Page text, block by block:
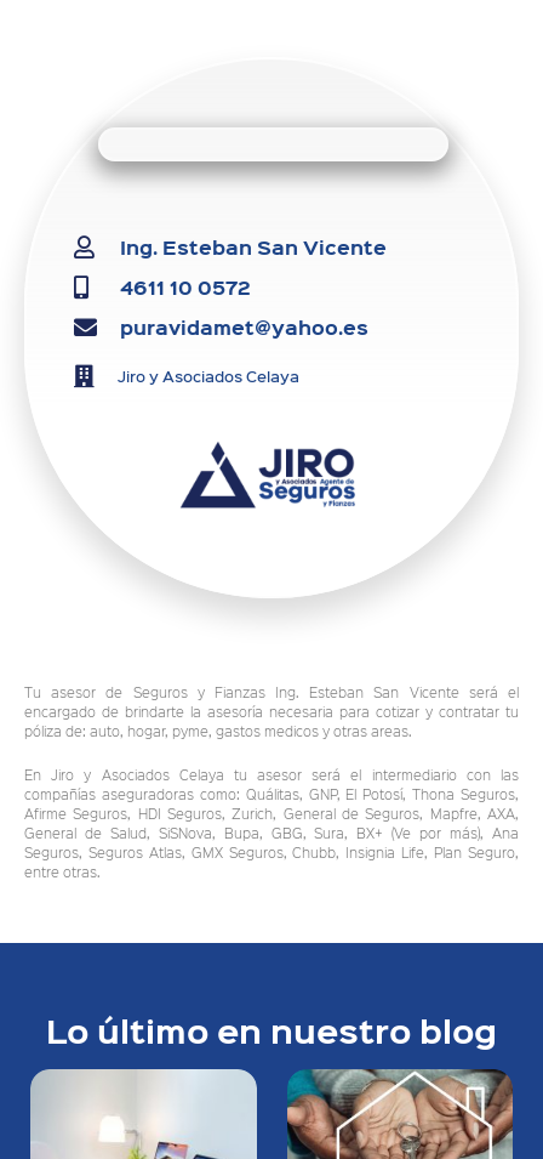
Ing. Esteban San Vicente
4611 10 0572
puravidamet@yahoo.es
Jiro y Asociados Celaya
Tu asesor de Seguros y Fianzas Ing. Esteban San Vicente será el
encargado de brindarte la asesoría necesaria para cotizar y contratar tu
póliza de: auto, hogar, pyme, gastos medicos y otras areas.
En Jiro y Asociados Celaya tu asesor será el intermediario con las
compañías aseguradoras como: Quálitas, GNP, El Potosí, Thona Seguros,
Afirme Seguros, HDI Seguros, Zurich, General de Seguros, Mapfre, AXA,
General de Salud, SiSNova, Bupa, GBG, Sura, BX+ (Ve por más), Ana
Seguros, Seguros Atlas, GMX Seguros, Chubb, Insignia Life, Plan Seguro,
entre otras.
Lo último en nuestro blog